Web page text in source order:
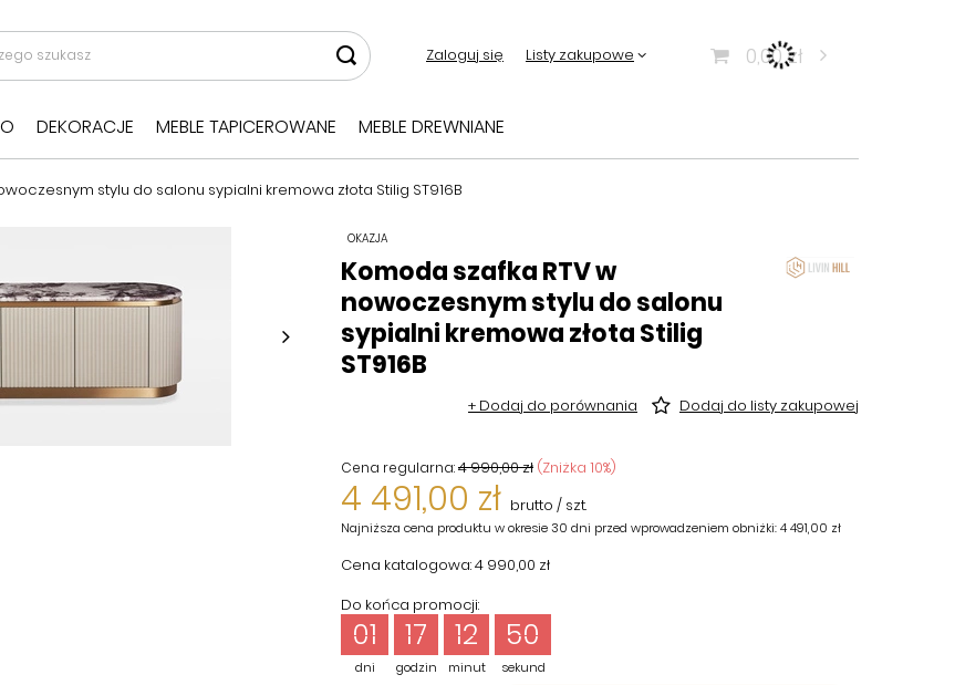
Zaloguj się Listy zakupowe 0,00 zł
DEKORACJE MEBLE TAPICEROWANE MEBLE DREWNIANE
stylu do salonu sypialni kremowa złota Stilig ST916B
OKAZJA
Komoda szafka RTV w
nowoczesnym stylu do salonu
sypialni kremowa złota Stilig
ST916B
+ Dodaj do porównania Dodaj do listy zakupowej
Cena regularna:4 990,00 zł (Zniżka 10%)
4 491,00 zł brutto / szt.
Najniższa cena produktu w okresie 30 dni przed wprowadzeniem obniżki:4 491,00 zł
Cena katalogowa:4 990,00 zł
Do końca promocji:
dni
01
godzin
17
minut
12
sekund
49